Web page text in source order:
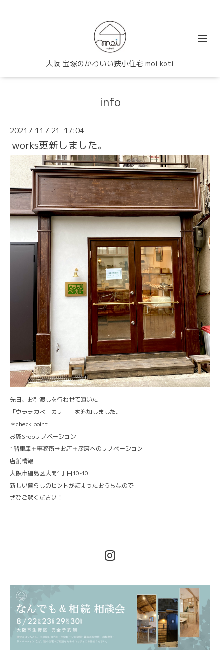
大阪 宝塚のかわいい狭小住宅 moi koti
info
2021 / 11 / 21 17:04
works更新しました。
先日、お引渡しを行わせて頂いた
「ウララカベーカリー」を追加しました。
＊check point
お家Shopリノベーション
1階車庫＋事務所→お店＋厨房へのリノベーション
店舗情報
大阪市福島区大開1丁目10-10
新しい暮らしのヒントが詰まったおうちなので
ぜひご覧ください！